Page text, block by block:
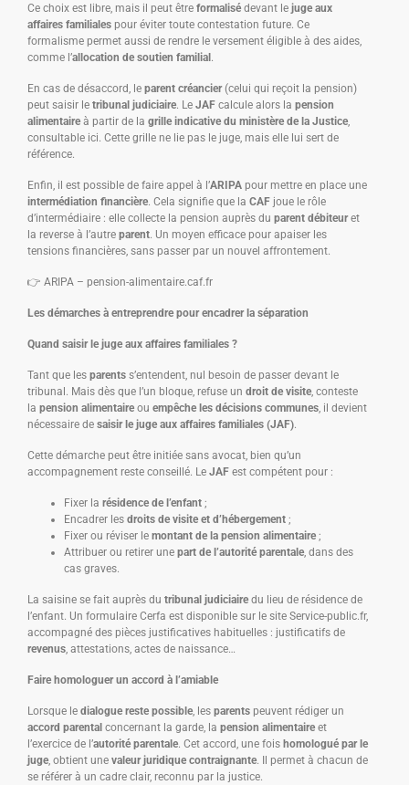
Ce choix est libre, mais il peut être formalisé devant le juge aux
affaires familiales pour éviter toute contestation future. Ce
formalisme permet aussi de rendre le versement éligible à des aides,
comme l’allocation de soutien familial .
En cas de désaccord, le parent créancier(celui qui reçoit la pension)
peut saisir le tribunal judiciaire. Le JAF calcule alors la pension
alimentaire à partir de la grille indicative du ministère de la Justice,
consultable ici. Cette grille ne lie pas le juge, mais elle lui sert de
référence.
Enfin, il est possible de faire appel à l’ARIPA pour mettre en place une
intermédiation financière. Cela signifie que la CAF joue le rôle
d’intermédiaire : elle collecte la pension auprès du parent débiteuret
la reverse à l’autre parent. Un moyen efficace pour apaiser les
tensions financières, sans passer par un nouvel affrontement.
👉 ARIPA – pension-alimentaire.caf.fr
Les démarches à entreprendre pour encadrer la séparation
Quand saisir le juge aux affaires familiales ?
Tant que les parents s’entendent, nul besoin de passer devant le
tribunal. Mais dès que l’un bloque, refuse un droit de visite, conteste
la pension alimentaire ou empêche les décisions communes, il devient
nécessaire de saisir le juge aux affaires familiales (JAF).
Cette démarche peut être initiée sans avocat, bien qu’un
accompagnement reste conseillé. Le JAF est compétent pour :
Fixer la résidence de l’enfant ;
Encadrer les droits de visite et d’hébergement ;
Fixer ou réviser le montant de la pension alimentaire ;
Attribuer ou retirer une part de l’autorité parentale, dans des
cas graves.
La saisine se fait auprès du tribunal judiciaire du lieu de résidence de
l’enfant. Un formulaire Cerfa est disponible sur le site Service-public.fr,
accompagné des pièces justificatives habituelles : justificatifs de
revenus, attestations, actes de naissance…
Faire homologuer un accord à l’amiable
Lorsque le dialogue reste possible, les parents peuvent rédiger un
accord parental concernant la garde, la pension alimentaire et
l’exercice de l’autorité parentale. Cet accord, une fois homologué par le
juge, obtient une valeur juridique contraignante. Il permet à chacun de
se référer à un cadre clair, reconnu par la justice.